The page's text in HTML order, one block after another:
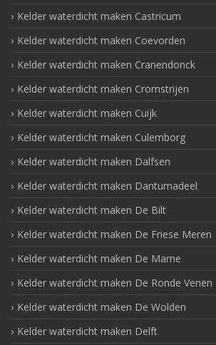
Kelder waterdicht maken Castricum
Kelder waterdicht maken Coevorden
Kelder waterdicht maken Cranendonck
Kelder waterdicht maken Cromstrijen
Kelder waterdicht maken Cuijk
Kelder waterdicht maken Culemborg
Kelder waterdicht maken Dalfsen
Kelder waterdicht maken Dantumadeel
Kelder waterdicht maken De Bilt
Kelder waterdicht maken De Friese Meren
Kelder waterdicht maken De Marne
Kelder waterdicht maken De Ronde Venen
Kelder waterdicht maken De Wolden
Kelder waterdicht maken Delft